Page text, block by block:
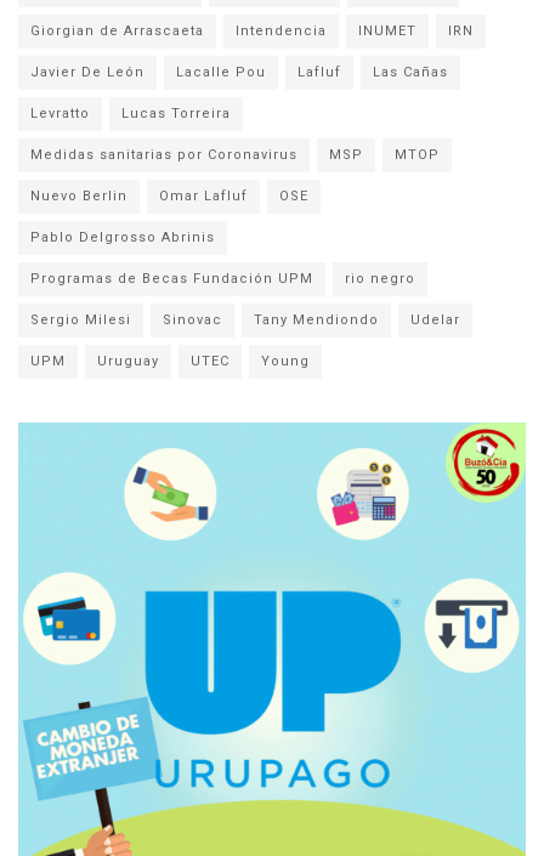
Giorgian de Arrascaeta Intendencia INUMET IRN
Javier De León Lacalle Pou Lafluf Las Cañas
Levratto Lucas Torreira
Medidas sanitarias por Coronavirus MSP MTOP
Nuevo Berlin Omar Lafluf OSE
Pablo Delgrosso Abrinis
Programas de Becas Fundación UPM rio negro
Sergio Milesi Sinovac Tany Mendiondo Udelar
UPM Uruguay UTEC Young